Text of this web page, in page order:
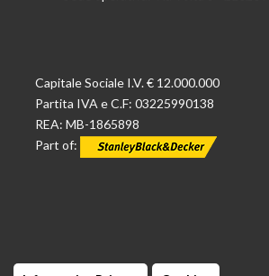
Capitale Sociale I.V. € 12.000.000
Partita IVA e C.F: 03225990138
REA: MB-1865898
Part of: